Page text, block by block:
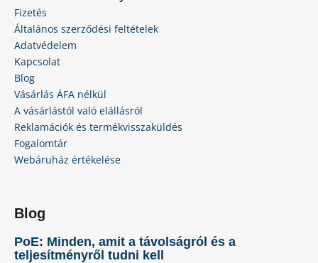
Fizetés
Általános szerződési feltételek
Adatvédelem
Kapcsolat
Blog
Vásárlás ÁFA nélkül
A vásárlástól való elállásról
Reklamációk és termékvisszaküldés
Fogalomtár
Webáruház értékelése
Blog
PoE: Minden, amit a távolságról és a
teljesítményről tudni kell